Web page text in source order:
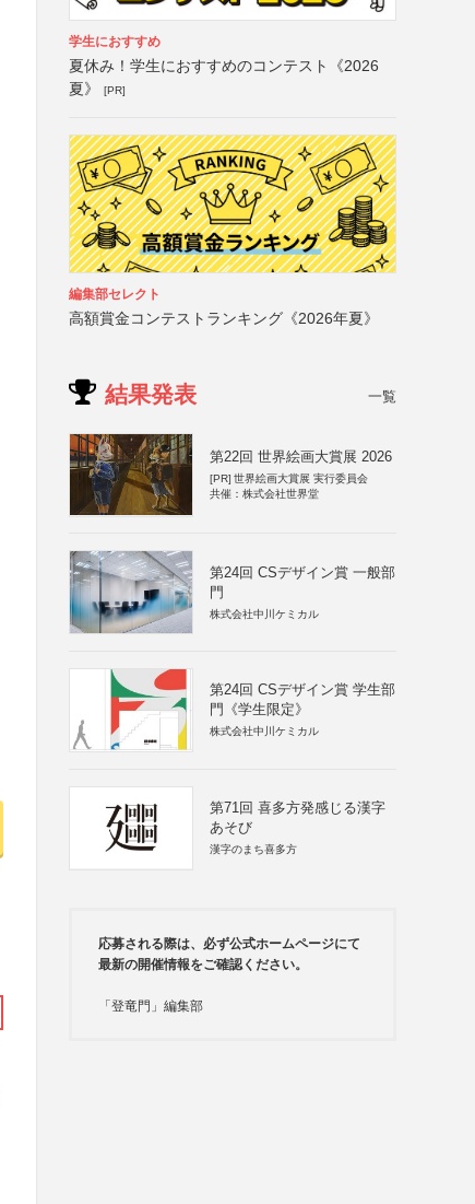
学生におすすめ
夏休み！学生におすすめのコンテスト《2026
夏》
[PR]
編集部セレクト
高額賞金コンテストランキング《2026年夏》
結果発表 一覧
第22回 世界絵画大賞展 2026
[PR] 世界絵画大賞展 実行委員会
共催：株式会社世界堂
第24回 CSデザイン賞 一般部
門
株式会社中川ケミカル
第24回 CSデザイン賞 学生部
門《学生限定》
株式会社中川ケミカル
第71回 喜多方発感じる漢字
あそび
漢字のまち喜多方
応募される際は、必ず公式ホームページにて
最新の開催情報をご確認ください。
「登竜門」編集部